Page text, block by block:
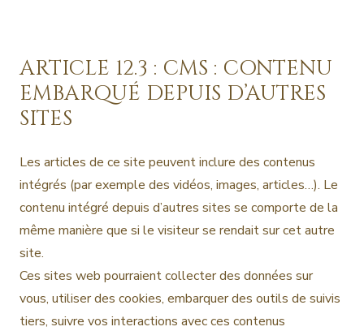
ARTICLE 12.3 : CMS : CONTENU
EMBARQUÉ DEPUIS D’AUTRES
SITES
Les articles de ce site peuvent inclure des contenus
intégrés (par exemple des vidéos, images, articles…). Le
contenu intégré depuis d’autres sites se comporte de la
même manière que si le visiteur se rendait sur cet autre
site.
Ces sites web pourraient collecter des données sur
vous, utiliser des cookies, embarquer des outils de suivis
tiers, suivre vos interactions avec ces contenus